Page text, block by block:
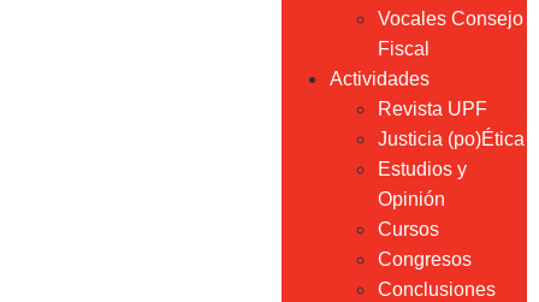
Vocales Consejo
Fiscal
Actividades
Revista UPF
Justicia (po)Ética
Estudios y
Opinión
Cursos
Congresos
Conclusiones